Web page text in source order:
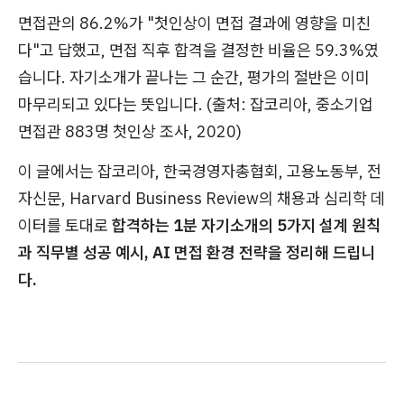
면접관의 86.2%가 "첫인상이 면접 결과에 영향을 미친
다"고 답했고, 면접 직후 합격을 결정한 비율은 59.3%였
습니다. 자기소개가 끝나는 그 순간, 평가의 절반은 이미
마무리되고 있다는 뜻입니다. (출처: 잡코리아, 중소기업
면접관 883명 첫인상 조사, 2020)
이 글에서는 잡코리아, 한국경영자총협회, 고용노동부, 전
자신문, Harvard Business Review의 채용과 심리학 데
이터를 토대로 합격하는 1분 자기소개의 5가지 설계 원칙
과 직무별 성공 예시, AI 면접 환경 전략을 정리해 드립니
다.